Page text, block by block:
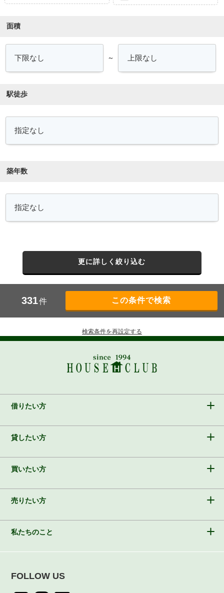
面積
～
駅徒歩
築年数
更に詳しく絞り込む
331件
検索条件を再設定する
借りたい方
貸したい方
買いたい方
売りたい方
私たちのこと
FOLLOW US